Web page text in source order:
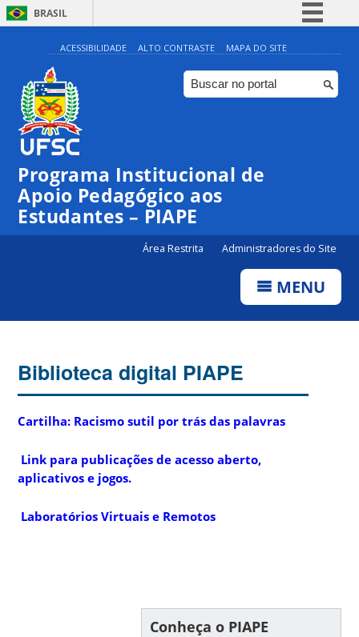
BRASIL
Simplifique!
Comunica BR
Participe
Canais
ACESSIBILIDADE ALTO CONTRASTE MAPA DO SITE
Programa Institucional de
Apoio Pedagógico aos
Estudantes – PIAPE
Área Restrita Administradores do Site
MENU
Biblioteca digital PIAPE
Cartilha: Racismo sutil por trás das palavras
Link para publicações de acesso aberto,
aplicativos e jogos.
Laboratórios Virtuais e Remotos
Conheça o PIAPE